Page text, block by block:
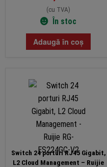
(cu TVA)
În stoc
Adaugă în coș
Switch 24 porturi RJ45 Gigabit,
L2 Cloud Management – Ruijie